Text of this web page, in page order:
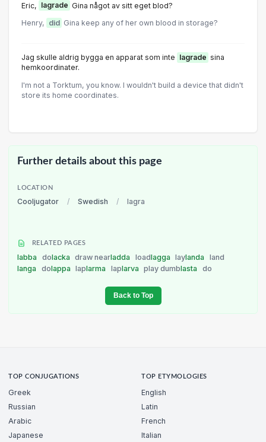
Eric, lagrade Gina något av sitt eget blod?
Henry, did Gina keep any of her own blood in storage?
Jag skulle aldrig bygga en apparat som inte lagrade sina
hemkoordinater.
I'm not a Torktum, you know. I wouldn't build a device that didn't
store its home coordinates.
Further details about this page
LOCATION
Cooljugator / Swedish / lagra
RELATED PAGES
labba dolacka draw nearladda loadlagga laylanda
land
langa
dolappa laplarma laplarva play dumblasta do
Back to Top
TOP CONJUGATIONS
Greek
Russian
Arabic
Japanese
TOP ETYMOLOGIES
English
Latin
French
Italian